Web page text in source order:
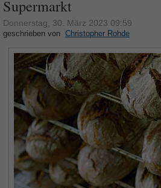
Supermarkt
Donnerstag, 30. März 2023 09:59
geschrieben von Christopher Rohde